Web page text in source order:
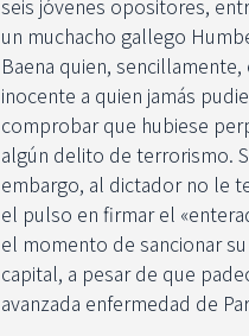
seis jóvenes opositores,
un muchacho gallego
Baena quien, sencillamente,
inocente a quien jamás
comprobar que hubiese
algún delito de terrorismo.
embargo, al dictador no le
el pulso en firmar el
el momento de sancionar
capital, a pesar de que
avanzada enfermedad de